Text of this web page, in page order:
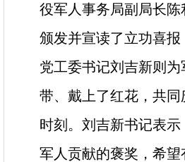
役军人事务局副局长陈
颁发并宣读了立功喜报
党工委书记刘吉新则
带、戴上了红花，共同
时刻。刘吉新书记表
军人贡献的褒奖，希望